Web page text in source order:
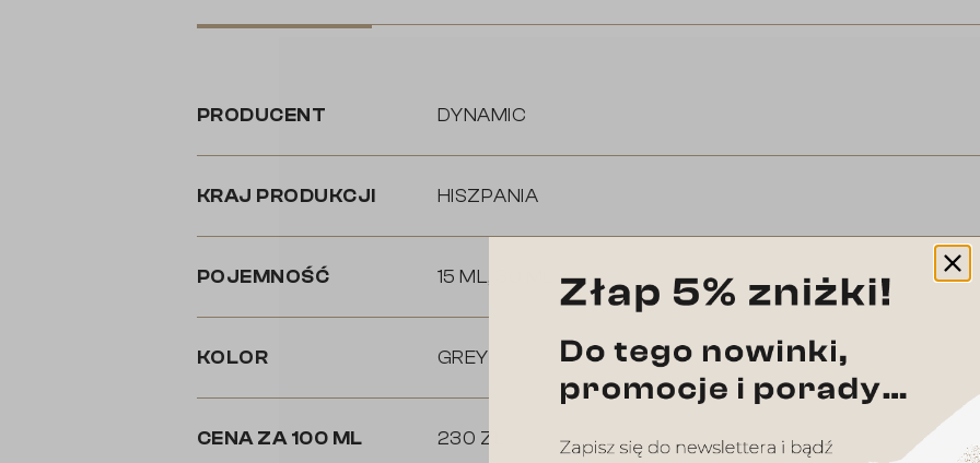
PRODUCENT DYNAMIC
KRAJ PRODUKCJI HISZPANIA
POJEMNOŚĆ 15 ML, 30 ML
KOLOR GREY
CENA ZA 100 ML 230 ZŁ